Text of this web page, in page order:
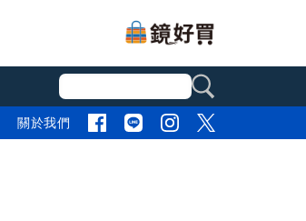
關於我們